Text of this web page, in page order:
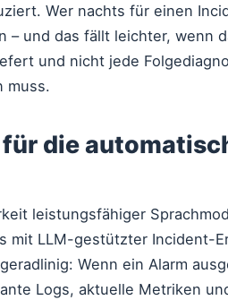
Wer nachts für einen
– und das fällt leichter, wenn
und nicht jede
muss.
die
leistungsfähiger
mit LLM-gestützter Incident-
Wenn ein Alarm
Logs, aktuelle Metriken